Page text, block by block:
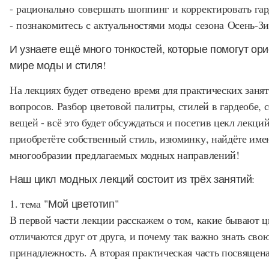
- рационально совершать шоппинг и корректировать
- познакомитесь с актуальностями моды сезона Осень-
И узнаете ещё много тонкостей, которые помогут
мире моды и стиля!
На лекциях будет отведено время для практических
вопросов. Разбор цветовой палитры, стилей в гардеобе,
вещей - всё это будет обсуждаться и посетив цекл
приобретёте собственный стиль, изюминку, найдёте
многообразии предлагаемых модных направлений!
Наш цикл модных лекций состоит из трёх занятий:
1. тема "Мой цветотип"
В первой части лекции расскажем о том, какие бывают
отличаются друг от друга, и почему так важно знать
принадлежность. А вторая практическая часть